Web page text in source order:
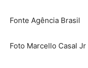
Fonte Agência Brasil
Foto Marcello Casal Jr